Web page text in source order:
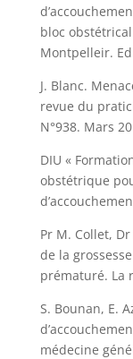
bloc
Montpelleir.
J. Blanc.
revue du
N°938. Mars
DIU «
obstétrique
Pr M. Collet,
de la
prématuré. La
S. Bounan, E.
médecine